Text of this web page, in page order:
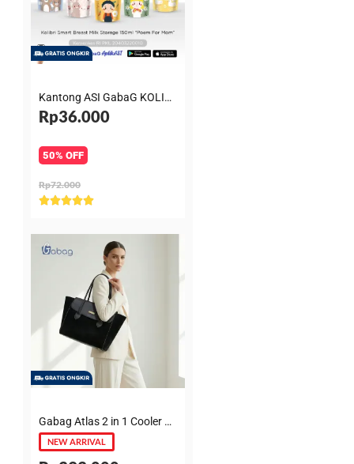
Kantong ASI GabaG KOLIBRI KASIP 150 ml Poem for Mom
Rp36.000
50% OFF
Rp72.000
Rated
5
Gabag Atlas 2 in 1 Cooler & Diaper Bag Premium Suede – Tas bayi + Thermal pouch 20 Jam, Leakproof, Garansi 6 Bulan
NEW ARRIVAL